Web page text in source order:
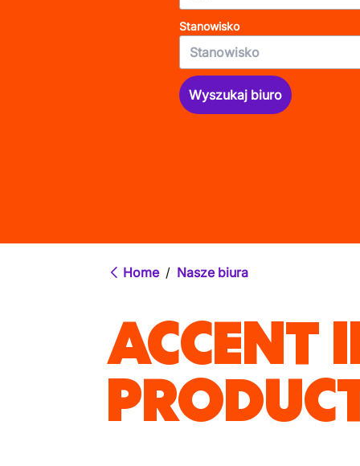
Stanowisko
Wyszukaj biuro
Home / Nasze biura
ACCENT